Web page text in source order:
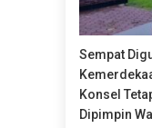
Sempat
Konsel
Dipimpin